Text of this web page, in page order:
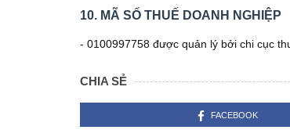
10. MÃ SỐ THUẾ DOANH NGHIỆP
- 0100997758 được quản lý bởi chi cục
CHIA SẺ
FACEBOOK